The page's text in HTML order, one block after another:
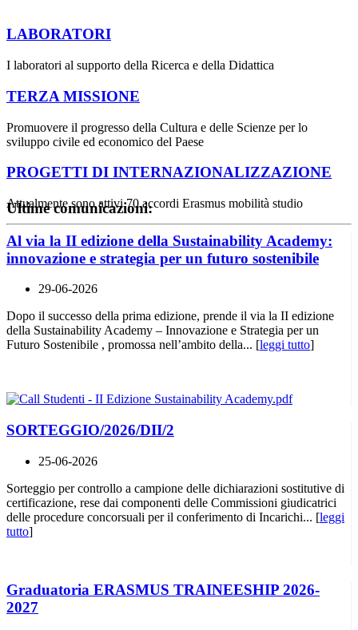
LABORATORI
I laboratori al supporto della Ricerca e della Didattica
TERZA MISSIONE
Promuovere il progresso della Cultura e delle Scienze per lo
sviluppo civile ed economico del Paese
PROGETTI DI INTERNAZIONALIZZAZIONE
Attualmente sono attivi 70 accordi Erasmus mobilità studio
Ultime comunicazioni:
Al via la II edizione della Sustainability Academy:
innovazione e strategia per un futuro sostenibile
29-06-2026
Dopo il successo della prima edizione, prende il via la II edizione
della Sustainability Academy – Innovazione e Strategia per un
Futuro Sostenibile , promossa nell’ambito della... [leggi tutto]
SORTEGGIO/2026/DII/2
25-06-2026
Sorteggio per controllo a campione delle dichiarazioni sostitutive di
certificazione, rese dai componenti delle Commissioni giudicatrici
delle procedure concorsuali per il conferimento di Incarichi... [leggi
tutto]
Graduatoria ERASMUS TRAINEESHIP 2026-
2027